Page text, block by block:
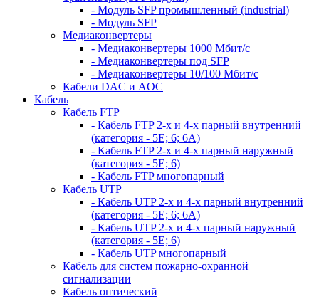
- Модуль SFP промышленный (industrial)
- Модуль SFP
Медиаконвертеры
- Медиаконвертеры 1000 Мбит/с
- Медиаконвертеры под SFP
- Медиаконвертеры 10/100 Мбит/с
Кабели DAC и AOC
Кабель
Кабель FTP
- Кабель FTP 2-х и 4-х парный внутренний
(категория - 5Е; 6; 6А)
- Кабель FTP 2-х и 4-х парный наружный
(категория - 5Е; 6)
- Кабель FTP многопарный
Кабель UTP
- Кабель UTP 2-х и 4-х парный внутренний
(категория - 5Е; 6; 6А)
- Кабель UTP 2-х и 4-х парный наружный
(категория - 5Е; 6)
- Кабель UTP многопарный
Кабель для систем пожарно-охранной
сигнализации
Кабель оптический